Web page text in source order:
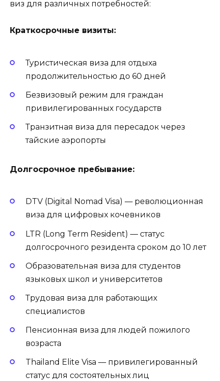
виз для различных потребностей:
Краткосрочные визиты:
Туристическая виза для отдыха
продолжительностью до 60 дней
Безвизовый режим для граждан
привилегированных государств
Транзитная виза для пересадок через
тайские аэропорты
Долгосрочное пребывание:
DTV (Digital Nomad Visa) — революционная
виза для цифровых кочевников
LTR (Long Term Resident) — статус
долгосрочного резидента сроком до 10 лет
Образовательная виза для студентов
языковых школ и университетов
Трудовая виза для работающих
специалистов
Пенсионная виза для людей пожилого
возраста
Thailand Elite Visa — привилегированный
статус для состоятельных лиц